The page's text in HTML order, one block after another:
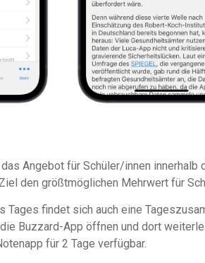
Angebot für Schüler/innen
den größtmöglichen Mehrwert für
Tages findet sich auch eine
Buzzard-App öffnen und dort
für 2 Tage verfügbar.